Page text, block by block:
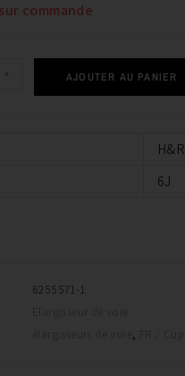
commande
+ AJOUTER AU PANIER
H&R
6J
6255571-1
,